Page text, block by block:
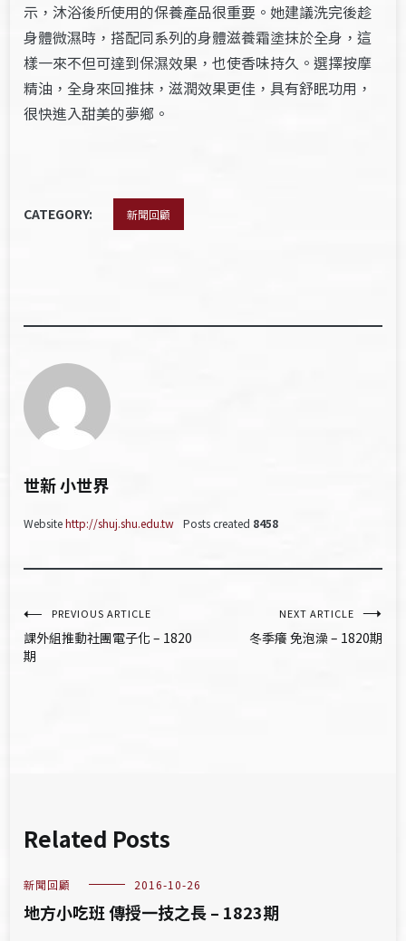
示，沐浴後所使用的保養產品很重要。她建議洗完後趁
身體微濕時，搭配同系列的身體滋養霜塗抹於全身，這
樣一來不但可達到保濕效果，也使香味持久。選擇按摩
精油，全身來回推抹，滋潤效果更佳，具有舒眠功用，
很快進入甜美的夢鄉。
CATEGORY: 新聞回顧
世新 小世界
Websitehttp://shuj.shu.edu.tw Posts created 8458
文
章
PREVIOUS ARTICLE
課外組推動社團電子化 – 1820
期
NEXT ARTICLE
冬季癢 免泡澡 – 1820期
Related Posts
新聞回顧 2016-10-26
地方小吃班 傳授一技之長 – 1823期